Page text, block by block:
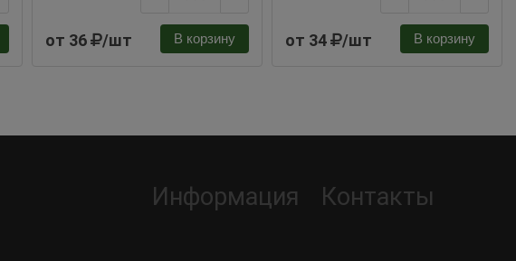
от 36 /шт В корзину от 34 /шт В корзину
Информация Контакты